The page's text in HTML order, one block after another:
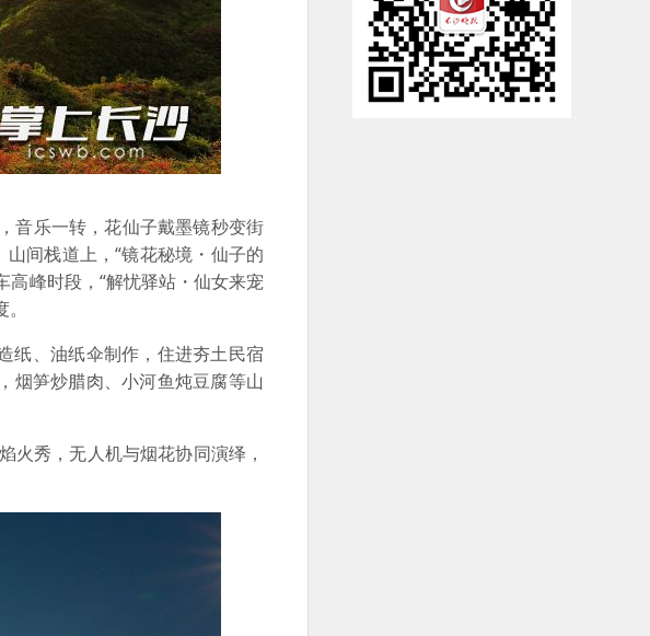
音乐一转，花仙子戴墨镜秒变街
间栈道上，“镜花秘境・仙子的
峰时段，“解忧驿站・仙女来宠
纸、油纸伞制作，住进夯土民宿
烟笋炒腊肉、小河鱼炖豆腐等山
火秀，无人机与烟花协同演绎，